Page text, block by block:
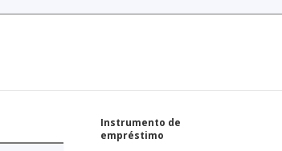
Instrumento de
empréstimo